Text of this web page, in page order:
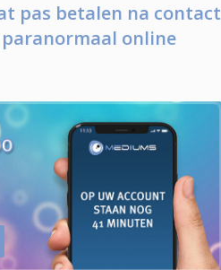
pas betalen na contact
online